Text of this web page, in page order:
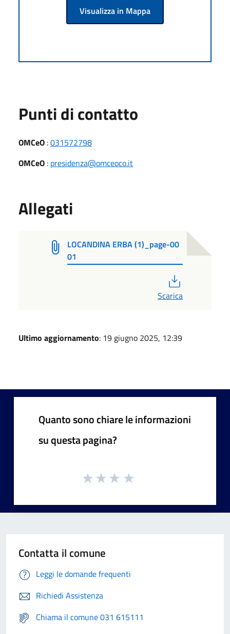
Visualizza in Mappa
Punti di contatto
OMCeO :031572798
OMCeO : presidenza@omceoco.it
Allegati
LOCANDINA ERBA (1)_page-00
01
Scarica
Ultimo aggiornamento: 19 giugno 2025, 12:39
Quanto sono chiare le informazioni
su questa pagina?
Contatta il comune
Leggi le domande frequenti
Richiedi Assistenza
Chiama il comune 031 615111